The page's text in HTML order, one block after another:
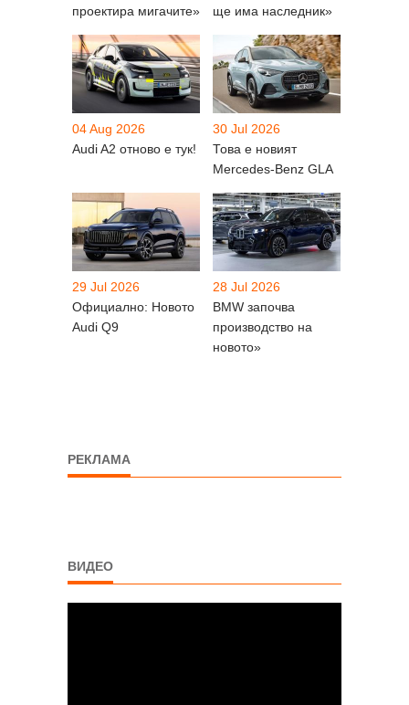
проектира мигачите»
ще има наследник»
04 Aug 2026
Audi A2 отново е тук!
30 Jul 2026
Това е новият
Mercedes-Benz GLA
29 Jul 2026
Официално: Новото
Audi Q9
28 Jul 2026
BMW започва
производство на
новото»
РЕКЛАМА
ВИДЕО